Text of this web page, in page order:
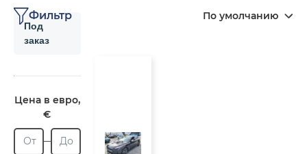
Фильтр По умолчанию
Под
заказ
Цена в евро,
€
От До